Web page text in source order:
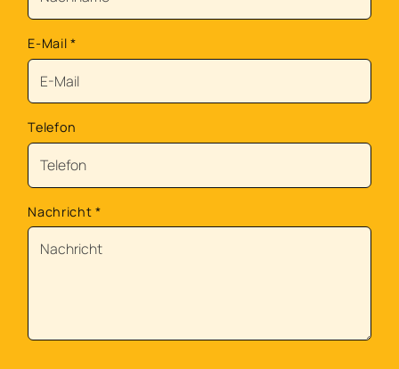
E-Mail *
Telefon
Nachricht *